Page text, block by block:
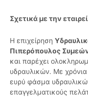
Σχετικά με την
Η επιχείρηση
Πιπερόπουλος
και παρέχει
υδραυλικών. Με
ευρύ φάσμα
επαγγελματικούς